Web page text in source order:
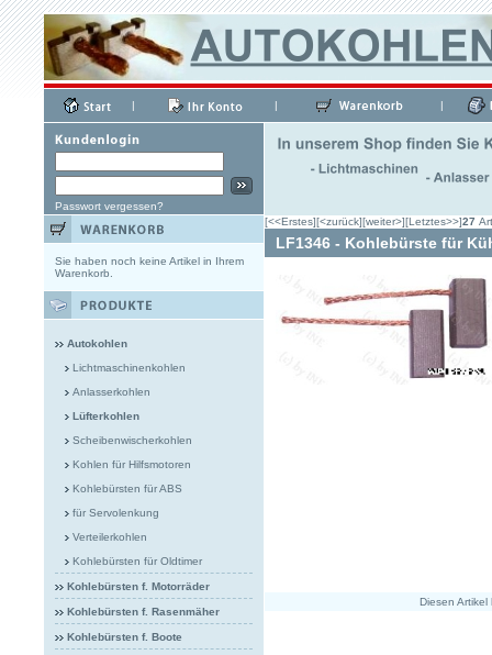
| | |
Passwort vergessen?
Sie haben noch keine Artikel in Ihrem
Warenkorb.
Autokohlen
Lichtmaschinenkohlen
Anlasserkohlen
Lüfterkohlen
Scheibenwischerkohlen
Kohlen für Hilfsmotoren
Kohlebürsten für ABS
für Servolenkung
Verteilerkohlen
Kohlebürsten für Oldtimer
Kohlebürsten f. Motorräder
Kohlebürsten f. Rasenmäher
Kohlebürsten f. Boote
[<<Erstes][<zurück][weiter>][Letztes>>]27
LF1346 - Kohlebürste für
Diesen